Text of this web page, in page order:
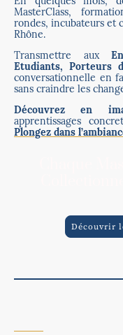
MasterClass,
rondes, incubateurs et
Rhône.
Transmettre aux
Etudiants, Porteurs
conversationnelle en
sans craindre les
Découvrez en
apprentissages
Plongez dans
Découvrir